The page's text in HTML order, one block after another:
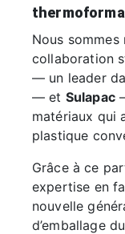
Nous sommes
collaboration
— un leader
— et Sulapac
matériaux qui
plastique
Grâce à ce
expertise en
nouvelle
d’emballage